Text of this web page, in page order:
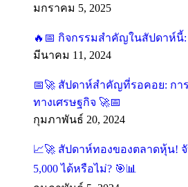
มกราคม 5, 2025
🔥📅 กิจกรรมสำคัญในสัปดาห์นี้:
มีนาคม 11, 2024
📅🚀 สัปดาห์สำคัญที่รอคอย: ก
ทางเศรษฐกิจ 🚀📅
กุมภาพันธ์ 20, 2024
📈🚀 สัปดาห์ทองของตลาดหุ้น! จั
5,000 ได้หรือไม่? 🎯📊